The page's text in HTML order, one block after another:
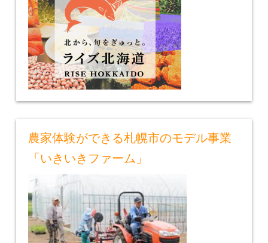
農家体験ができる札幌市のモデル事業
「いきいきファーム」